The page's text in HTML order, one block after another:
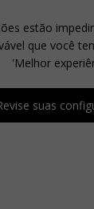
estão
que você
'Melhor
suas